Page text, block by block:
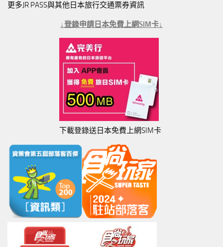
更多JR PASS與其他日本旅行交通票券資訊
↓登錄申請日本免費上網SIM卡↓
下載登錄送日本免費上網SIM卡